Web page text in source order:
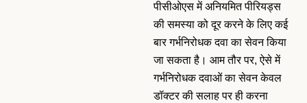
पीसीओएस में अनियमित पीरियड्स
की समस्या को दूर करने के लिए कई
बार गर्भनिरोधक दवा का सेवन किया
जा सकता है। आम तौर पर, ऐसे में
गर्भनिरोधक दवाओं का सेवन केवल
डॉक्टर की सलाह पर ही करना